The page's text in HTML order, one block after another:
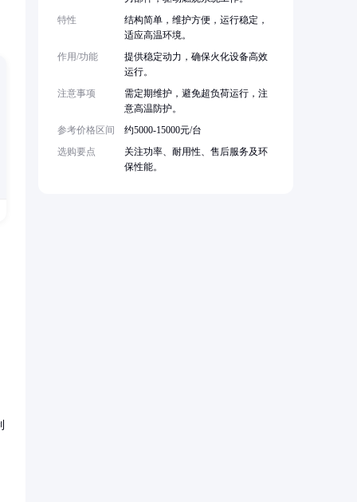
特性
结构简单，维护方便，运行稳定，
适应高温环境。
作用/功能
提供稳定动力，确保火化设备高效
运行。
注意事项
需定期维护，避免超负荷运行，注
意高温防护。
参考价格区间
约5000-15000元/台
选购要点
关注功率、耐用性、售后服务及环
保性能。